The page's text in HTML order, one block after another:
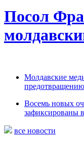
Посол
Молдавские
Восемь новых
зафиксированы
все новости